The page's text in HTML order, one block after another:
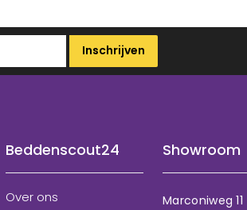
Inschrijven
Beddenscout24
Over ons
Showroom
Marconiweg 11